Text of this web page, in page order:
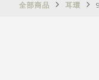
全部商品 耳環